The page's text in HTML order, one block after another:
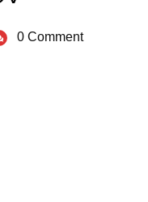
0 Comment